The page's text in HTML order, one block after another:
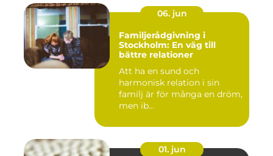
06. jun
Familjerådgivning i
Stockholm: En väg till
bättre relationer
Att ha en sund och
harmonisk relation i sin
familj är för många en dröm,
men ib...
01. jun